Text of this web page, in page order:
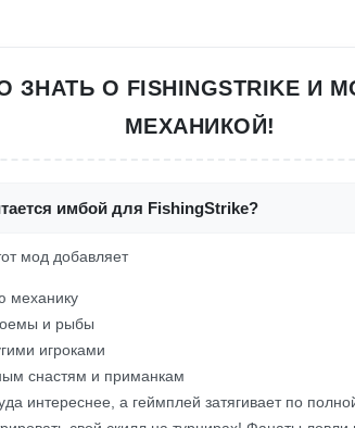
ЗНАТЬ О FISHINGSTRIKE И
МЕХАНИКОЙ!
имбой для FishingStrike?
мод добавляет
механику
и рыбы
игроками
снастям и приманкам
интереснее, а геймплей затягивает по